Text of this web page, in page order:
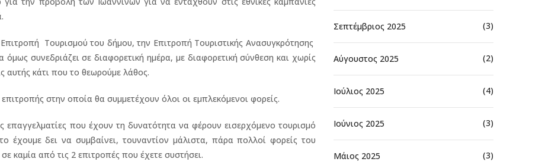
Τουρισμού του δήμου, την Επιτροπή Τουριστικής Ανασυγκρότησης
συνεδριάζει σε διαφορετική ημέρα, με διαφορετική σύνθεση και χωρίς
αυτής κάτι που το θεωρούμε λάθος.
στην οποία θα συμμετέχουν όλοι οι εμπλεκόμενοι φορείς.
επαγγελματίες που έχουν τη δυνατότητα να φέρουν εισερχόμενο τουρισμό
έχουμε δει να συμβαίνει, τουναντίον μάλιστα, πάρα πολλοί φορείς του
καμία από τις 2 επιτροπές που έχετε συστήσει.
Σεπτέμβριος 2025 (3)
Αύγουστος 2025 (2)
Ιούλιος 2025 (4)
Ιούνιος 2025 (3)
Μάιος 2025 (3)